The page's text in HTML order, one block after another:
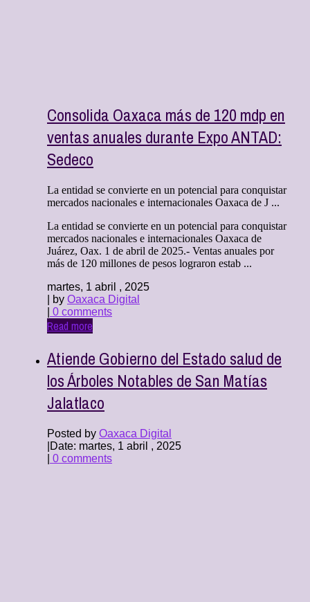
Consolida Oaxaca más de 120 mdp en
ventas anuales durante Expo ANTAD:
Sedeco
La entidad se convierte en un potencial para conquistar
mercados nacionales e internacionales Oaxaca de J ...
La entidad se convierte en un potencial para conquistar
mercados nacionales e internacionales Oaxaca de
Juárez, Oax. 1 de abril de 2025.- Ventas anuales por
más de 120 millones de pesos lograron estab ...
martes, 1 abril , 2025
| by Oaxaca Digital
0 comments
Read more
Atiende Gobierno del Estado salud de
los Árboles Notables de San Matías
Jalatlaco
Posted by Oaxaca Digital
Date: martes, 1 abril , 2025
0 comments